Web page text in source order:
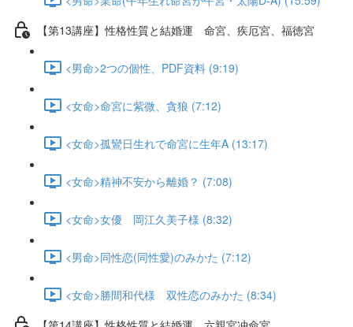
【第13講座】性格性質と結婚運 命宮、疾厄宮、福徳宮
<男命>2つの個性、PDF資料 (9:19)
<女命>命宮に紫微、貪狼 (7:12)
<女命>孤鸞日生れで命宮に生年A (13:17)
<女命>精神不安から離婚？ (7:08)
<女命>女優 岡江久美子様 (8:32)
<男命>同性恋(同性愛)のみかた (7:12)
<女命>勝間和代様 双性恋のみかた (8:34)